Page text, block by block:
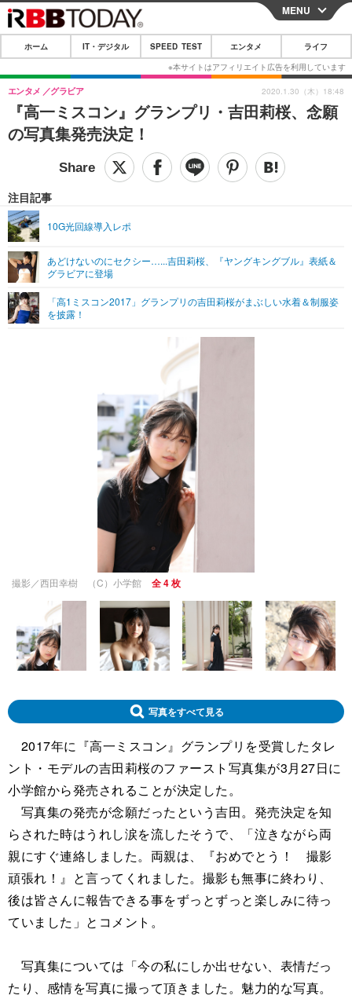
CLOSE
ホーム
IT・デジタル
IT・デジタルTOP スマートフォン
ショッピング その他
SPEED TEST
エンタメTOP 映画・ドラマ
グラビア
ショッピング その他
ライフTOP
その他
リリース一覧
プッシュ通知の停止方法
MENU
ホーム IT・デジタル SPEED TEST エンタメ ライフ
『高一ミスコン』グランプリ・吉田莉桜、念願
の写真集発売決定！
エンタメ グラビア
注目記事
10G光回線導入レポ
あどけないのにセクシー…...吉田莉桜、『ヤングキングブル』表紙＆
グラビアに登場
「高1ミスコン2017」グランプリの吉田莉桜がまぶしい水着＆制服姿
を披露！
2020.1.30（木）18:48
撮影／西田幸樹 （C）小学館 全 4 枚
写真をすべて見る
2017年に『高一ミスコン』グランプリを受賞したタレ
ント・モデルの吉田莉桜のファースト写真集が3月27日に
小学館から発売されることが決定した。
写真集の発売が念願だったという吉田。発売決定を知
らされた時はうれし涙を流したそうで、「泣きながら両
親にすぐ連絡しました。両親は、『おめでとう！ 撮影
頑張れ！』と言ってくれました。撮影も無事に終わり、
後は皆さんに報告できる事をずっとずっと楽しみに待っ
ていました」とコメント。
写真集については「今の私にしか出せない、表情だっ
たり、感情を写真に撮って頂きました。魅力的な写真。